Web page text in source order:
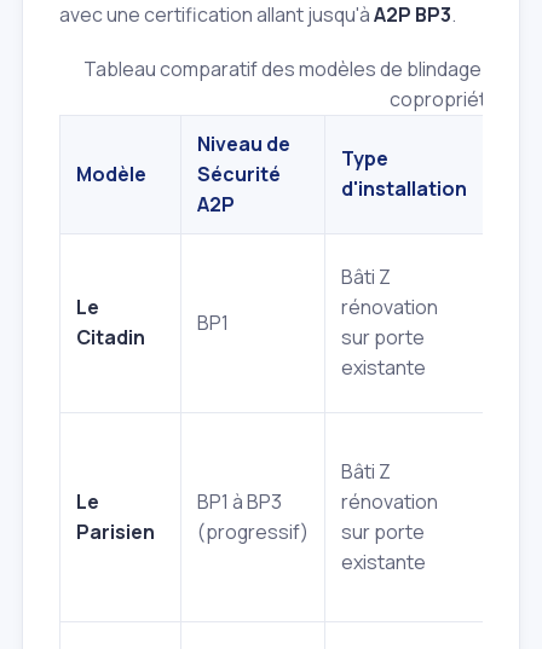
avec une certification allant jusqu'àA2P BP3.
Tableau comparatif des modèles de blindage
copropriété
Modèle
Niveau de
Sécurité
A2P
Type
d'installation
Le
Citadin
BP1
Bâti Z
rénovation
sur porte
existante
Le
Parisien
BP1 à BP3
(progressif)
Bâti Z
rénovation
sur porte
existante